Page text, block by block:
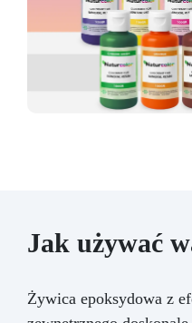
Jak używać
Żywica epoksydowa z